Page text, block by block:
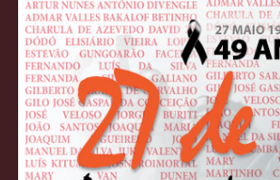
Skip to content